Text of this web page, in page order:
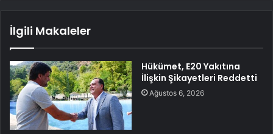
İlgili Makaleler
Hükümet, E20 Yakıtına
İlişkin Şikayetleri Reddetti
Ağustos 6, 2026